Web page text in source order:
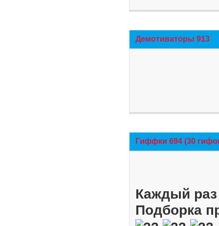
Демотиваторы 913
Гиффки 694 (30
Каждый
Подборка